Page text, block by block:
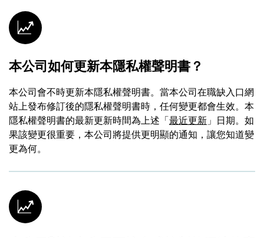
本公司如何更新本隱私權聲明書？
本公司會不時更新本隱私權聲明書。當本公司在職缺入口網
站上發布修訂後的隱私權聲明書時，任何變更都會生效。本
隱私權聲明書的最新更新時間為上述「最近更新」日期。如
果該變更很重要，本公司將提供更明顯的通知，讓您知道變
更為何。